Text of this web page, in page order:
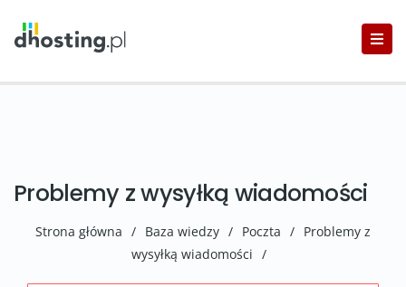
Problemy z wysyłką wiadomości
Strona główna / Baza wiedzy / Poczta / Problemy z
wysyłką wiadomości /